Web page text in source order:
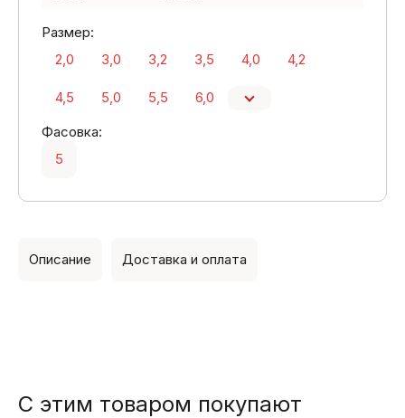
Размер:
2,0
3,0 3,2 3,5 4,0 4,2
4,5 5,0 5,5
6,0
Фасовка:
5
Описание Доставка и оплата
С этим товаром покупают